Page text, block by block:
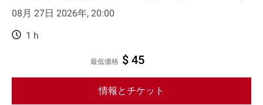
08月 27日 2026年, 20:00
1 h
最低価格 $ 45
情報とチケット